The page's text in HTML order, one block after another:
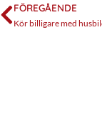
FÖREGÅENDE
Kör billigare med